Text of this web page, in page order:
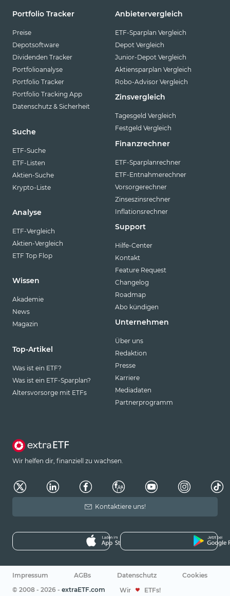
Portfolio Tracker
Preise
Depotsoftware
Dividenden Tracker
Portfolioanalyse
Portfolio Tracker
Portfolio Tracking App
Datenschutz & Sicherheit
Suche
ETF-Suche
ETF-Listen
Aktien-Suche
Krypto-Liste
Analyse
ETF-Vergleich
Aktien-Vergleich
ETF Top Flop
Wissen
Akademie
News
Magazin
Top-Artikel
Was ist ein ETF?
Was ist ein ETF-Sparplan?
Altersvorsorge mit ETFs
Anbietervergleich
ETF-Sparplan Vergleich
Depot Vergleich
Junior-Depot Vergleich
Aktiensparplan Vergleich
Robo-Advisor Vergleich
Zinsvergleich
Tagesgeld Vergleich
Festgeld Vergleich
Finanzrechner
ETF-Sparplanrechner
ETF-Entnahmerechner
Vorsorgerechner
Zinseszinsrechner
Inflationsrechner
Support
Hilfe-Center
Kontakt
Feature Request
Changelog
Roadmap
Abo kündigen
Unternehmen
Über uns
Redaktion
Presse
Karriere
Mediadaten
Partnerprogramm
Wir helfen dir, finanziell zu wachsen.
Kontaktiere uns!
Impressum AGBs Datenschutz
Cookies
© 2008 - 2026 - extraETF.com Wir ETFs!